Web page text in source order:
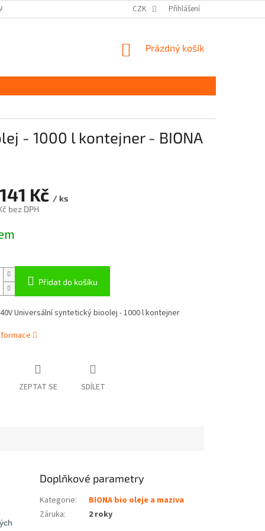
GDPR CZK Přihlášení
NÁKUPNÍ
Prázdný košík
- 1000 l kontejner - BIONA
Kč / ks
bez DPH
Přidat do košíku
40V Universální syntetický bioolej - 1000 l kontejner
ZEPTAT SE SDÍLET
Doplňkové parametry
Kategorie:
BIONA bio oleje a maziva
Záruka: 2 roky